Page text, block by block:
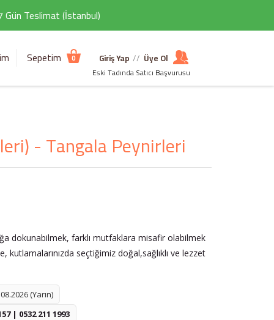
Gün Teslimat (İstanbul)
Sepetim 0 Giriş Yap // Üye Ol
Eski Tadında Satıcı Başvurusu
- Tangala Peynirleri
dokunabilmek, farklı mutfaklara misafir olabilmek
seçtiğimiz doğal,sağlıklı ve lezzet
(Yarın)
| 0532 211 1993